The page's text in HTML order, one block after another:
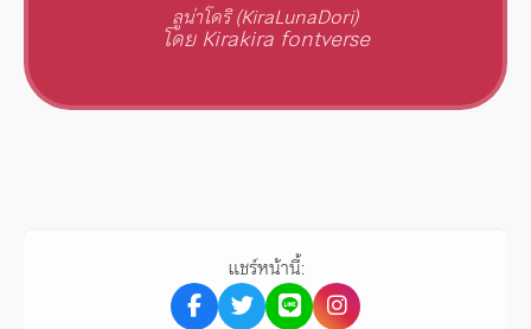
ลูน่าโดริ (KiraLunaDori)
โดย Kirakira fontverse
แชร์หน้านี้: